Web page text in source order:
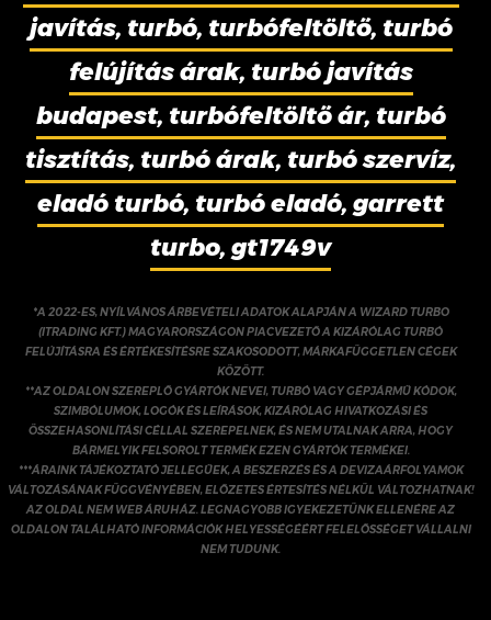
javítás, turbó, turbófeltöltő, turbó
felújítás árak, turbó javítás
budapest, turbófeltöltő ár, turbó
tisztítás, turbó árak, turbó szervíz,
eladó turbó, turbó eladó, garrett
turbo, gt1749v
*A 2022-ES, NYÍLVÁNOS ÁRBEVÉTELI ADATOK ALAPJÁN A WIZARD TURBO
(ITRADING KFT.) MAGYARORSZÁGON PIACVEZETŐ A KIZÁRÓLAG TURBÓ
FELÚJÍTÁSRA ÉS ÉRTÉKESÍTÉSRE SZAKOSODOTT, MÁRKAFÜGGETLEN CÉGEK
KÖZÖTT.
**AZ OLDALON SZEREPLŐ GYÁRTÓK NEVEI, TURBÓ VAGY GÉPJÁRMŰ KÓDOK,
SZIMBÓLUMOK, LOGÓK ÉS LEÍRÁSOK, KIZÁRÓLAG HIVATKOZÁSI ÉS
ÖSSZEHASONLÍTÁSI CÉLLAL SZEREPELNEK, ÉS NEM UTALNAK ARRA, HOGY
BÁRMELYIK FELSOROLT TERMÉK EZEN GYÁRTÓK TERMÉKEI.
***ÁRAINK TÁJÉKOZTATÓ JELLEGŰEK, A BESZERZÉS ÉS A DEVIZAÁRFOLYAMOK
VÁLTOZÁSÁNAK FÜGGVÉNYÉBEN, ELŐZETES ÉRTESÍTÉS NÉLKÜL VÁLTOZHATNAK!
AZ OLDAL NEM WEB ÁRUHÁZ. LEGNAGYOBB IGYEKEZETÜNK ELLENÉRE AZ
OLDALON TALÁLHATÓ INFORMÁCIÓK HELYESSÉGÉÉRT FELELŐSSÉGET VÁLLALNI
NEM TUDUNK.